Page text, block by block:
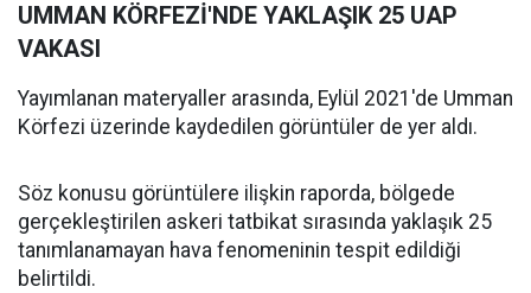
UMMAN KÖRFEZİ'NDE YAKLAŞIK 25 UAP
VAKASI
Yayımlanan materyaller arasında, Eylül 2021'de Umman
Körfezi üzerinde kaydedilen görüntüler de yer aldı.
Söz konusu görüntülere ilişkin raporda, bölgede
gerçekleştirilen askeri tatbikat sırasında yaklaşık 25
tanımlanamayan hava fenomeninin tespit edildiği
belirtildi.